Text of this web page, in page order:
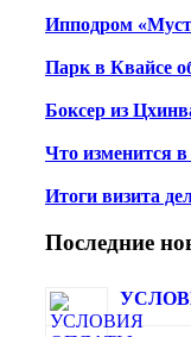
Ипподром
Парк в Квайсе
Боксер из
Что изменится
Итоги визита
Последние